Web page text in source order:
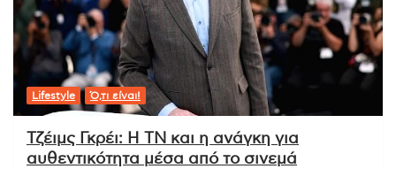
Lifestyle Ό,τι είναι!
Τζέιμς Γκρέι: Η ΤΝ και η ανάγκη για
αυθεντικότητα μέσα από το σινεμά